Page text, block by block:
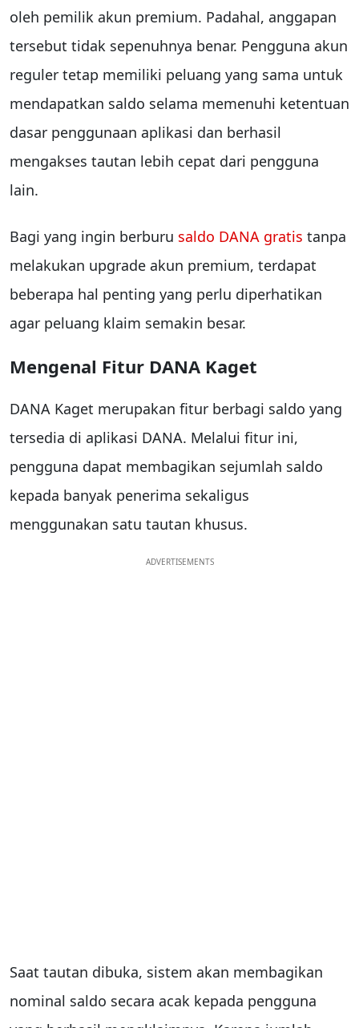
oleh pemilik akun premium. Padahal, anggapan
tersebut tidak sepenuhnya benar. Pengguna akun
reguler tetap memiliki peluang yang sama untuk
mendapatkan saldo selama memenuhi ketentuan
dasar penggunaan aplikasi dan berhasil
mengakses tautan lebih cepat dari pengguna
lain.
Bagi yang ingin berburu saldo DANA gratis tanpa
melakukan upgrade akun premium, terdapat
beberapa hal penting yang perlu diperhatikan
agar peluang klaim semakin besar.
Mengenal Fitur DANA Kaget
DANA Kaget merupakan fitur berbagi saldo yang
tersedia di aplikasi DANA. Melalui fitur ini,
pengguna dapat membagikan sejumlah saldo
kepada banyak penerima sekaligus
menggunakan satu tautan khusus.
ADVERTISEMENTS
Saat tautan dibuka, sistem akan membagikan
nominal saldo secara acak kepada pengguna